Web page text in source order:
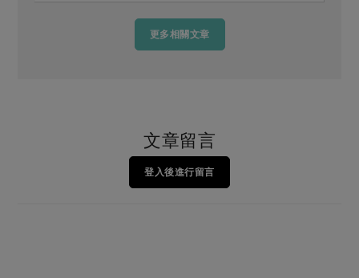
更多相關文章
文章留言
登入後進行留言